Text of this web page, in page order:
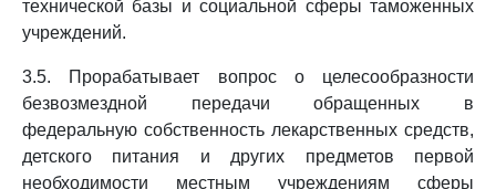
технической базы и социальной сферы таможенных
учреждений.
3.5. Прорабатывает вопрос о целесообразности
безвозмездной передачи обращенных в
федеральную собственность лекарственных средств,
детского питания и других предметов первой
необходимости местным учреждениям сферы